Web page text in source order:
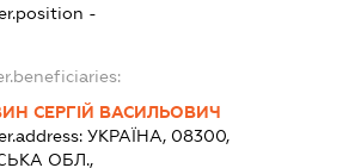
-
СЕРГІЙ ВАСИЛЬОВИЧ
УКРАЇНА, 08300,
ОБЛ.,